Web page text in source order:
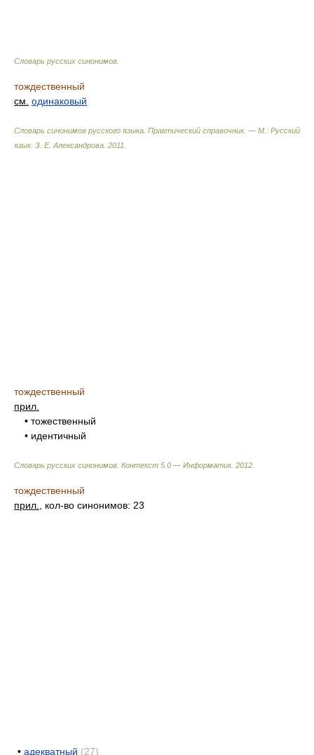
Словарь русских синонимов
тождественный
см. одинаковый
Словарь синонимов русского языка. Практический справочник. — М.: Русский
язык. З. Е. Александрова 2011
тождественный
прил.
• тожественный
• идентичный
Словарь русских синонимов. Контекст 5.0 — Информатик. 2012
тождественный
прил.
, кол-во синонимов: 23
• адекватный (27)